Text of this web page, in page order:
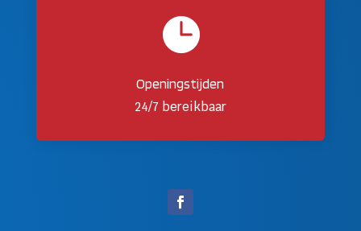

Openingstijden
24/7 bereikbaar